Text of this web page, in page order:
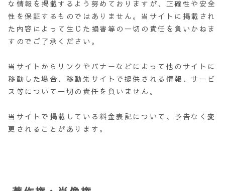
な情報を掲載するよう努めておりますが、正確性や安全
性を保証するものではありません。当サイトに掲載され
た内容によって生じた損害等の一切の責任を負いかねま
すのでご了承ください。
当サイトからリンクやバナーなどによって他のサイトに
移動した場合、移動先サイトで提供される情報、サービ
ス等について一切の責任を負いません。
当サイトで掲載している料金表記について、予告なく変
更されることがあります。